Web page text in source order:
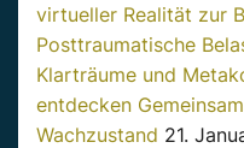
virtueller Realität zur
Posttraumatische
Klarträume und
entdecken
Wachzustand 21.